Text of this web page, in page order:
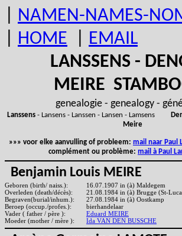
NAMEN-NAMES-
HOME EMAIL
LANSSENS -
MEIRE
genealogie - genealogy -
Lanssens- Lansens - Lanssen - Lansen - Lamsens
Meire
»»» voor elke aanvulling of probleem: mail naar Paul
complément ou problème: mail à Paul
Benjamin Louis MEIRE
Geboren (birth/ naiss.):
16.07.1907 in (à) Maldegem
Overleden (death/décès):
21.08.1984 in (à) Brugge (St-
Begraven(burial/inhum.):
27.08.1984 in (à) Oostkamp
Beroep (occup./profes.):
bierhandelaar
Vader ( father / père ):
Eduard MEIRE
Moeder (mother / mère ):
Ida VAN DEN BUSSCHE